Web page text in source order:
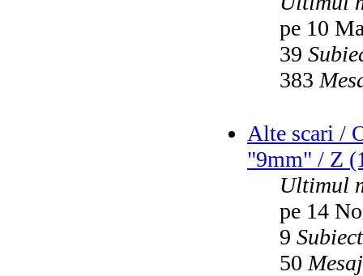
pe 10
39
383
Alte scari /
"9mm" / Z
Ultimul
pe 14
9
50